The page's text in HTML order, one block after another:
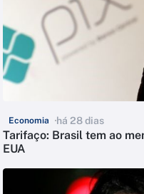
Economia há 28 dias
Tarifaço: Brasil tem ao
EUA